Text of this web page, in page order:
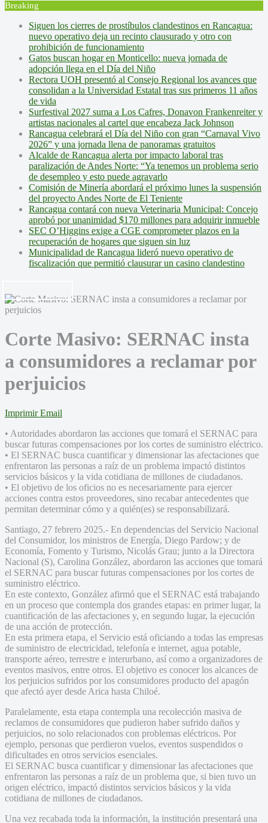
Breaking
Siguen los cierres de prostíbulos clandestinos en Rancagua:
nuevo operativo deja un recinto clausurado y otro con
prohibición de funcionamiento
Gatos buscan hogar en Monticello: nueva jornada de
adopción llega en el Día del Niño
Rectora UOH presentó al Consejo Regional los avances que
consolidan a la Universidad Estatal tras sus primeros 11 años
de vida
Surfestival 2027 suma a Los Cafres, Donavon Frankenreiter y
artistas nacionales al cartel que encabeza Jack Johnson
Rancagua celebrará el Día del Niño con gran “Carnaval Vivo
2026” y una jornada llena de panoramas gratuitos
Alcalde de Rancagua alerta por impacto laboral tras
paralización de Andes Norte: “Ya tenemos un problema serio
de desempleo y esto puede agravarlo
Comisión de Minería abordará el próximo lunes la suspensión
del proyecto Andes Norte de El Teniente
Rancagua contará con nueva Veterinaria Municipal: Concejo
aprobó por unanimidad $170 millones para adquirir inmueble
SEC O’Higgins exige a CGE comprometer plazos en la
recuperación de hogares que siguen sin luz
Municipalidad de Rancagua lideró nuevo operativo de
fiscalización que permitió clausurar un casino clandestino
Corte Masivo: SERNAC insta
a consumidores a reclamar por
perjuicios
Imprimir Email
• Autoridades abordaron las acciones que tomará el SERNAC para
buscar futuras compensaciones por los cortes de suministro eléctrico.
• El SERNAC busca cuantificar y dimensionar las afectaciones que
enfrentaron las personas a raíz de un problema impactó distintos
servicios básicos y la vida cotidiana de millones de ciudadanos.
• El objetivo de los oficios no es necesariamente para ejercer
acciones contra estos proveedores, sino recabar antecedentes que
permitan determinar cómo y a quién(es) se responsabilizará.
Santiago, 27 febrero 2025.- En dependencias del Servicio Nacional
del Consumidor, los ministros de Energía, Diego Pardow; y de
Economía, Fomento y Turismo, Nicolás Grau; junto a la Directora
Nacional (S), Carolina González, abordaron las acciones que tomará
el SERNAC para buscar futuras compensaciones por los cortes de
suministro eléctrico.
En este contexto, González afirmó que el SERNAC está trabajando
en un proceso que contempla dos grandes etapas: en primer lugar, la
cuantificación de las afectaciones y, en segundo lugar, la ejecución
de una acción de protección.
En esta primera etapa, el Servicio está oficiando a todas las empresas
de suministro de electricidad, telefonía e internet, agua potable,
transporte aéreo, terrestre e interurbano, así como a organizadores de
eventos masivos, entre otros. El objetivo es conocer los alcances de
los perjuicios sufridos por los consumidores producto del apagón
que afectó ayer desde Arica hasta Chiloé.
Paralelamente, esta etapa contempla una recolección masiva de
reclamos de consumidores que pudieron haber sufrido daños y
perjuicios, no solo relacionados con problemas eléctricos. Por
ejemplo, personas que perdieron vuelos, eventos suspendidos o
dificultades en otros servicios esenciales.
El SERNAC busca cuantificar y dimensionar las afectaciones que
enfrentaron las personas a raíz de un problema que, si bien tuvo un
origen eléctrico, impactó distintos servicios básicos y la vida
cotidiana de millones de ciudadanos.
Una vez recabada toda la información, la institución presentará una